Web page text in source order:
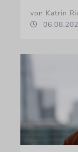
von Katrin